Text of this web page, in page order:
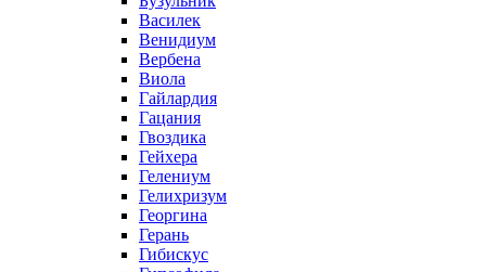
Василек
Венидиум
Вербена
Виола
Гайлардия
Гацания
Гвоздика
Гейхера
Гелениум
Гелихризум
Георгина
Герань
Гибискус